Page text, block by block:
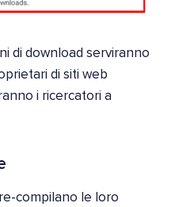
di download serviranno
di siti web
i ricercatori a
compilano le loro